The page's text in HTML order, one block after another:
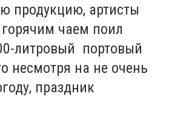
продукцию, артисты
горячим чаем поил
литровый портовый
несмотря на не очень
праздник